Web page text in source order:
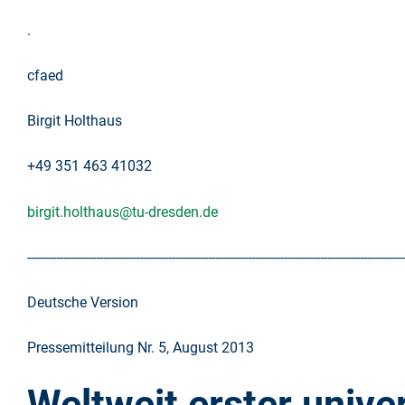
.
cfaed
Birgit Holthaus
+49 351 463 41032
birgit.holthaus@tu-dresden.de
Deutsche Version
Pressemitteilung Nr. 5, August 2013